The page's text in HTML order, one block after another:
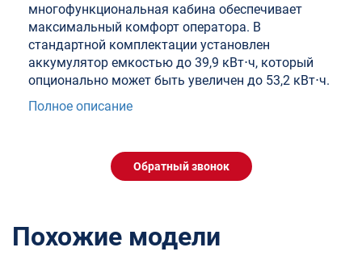
многофункциональная кабина обеспечивает
максимальный комфорт оператора. В
стандартной комплектации установлен
аккумулятор емкостью до 39,9 кВт⋅ч, который
опционально может быть увеличен до 53,2 кВт⋅ч.
Полное описание
Обратный звонок
Похожие модели